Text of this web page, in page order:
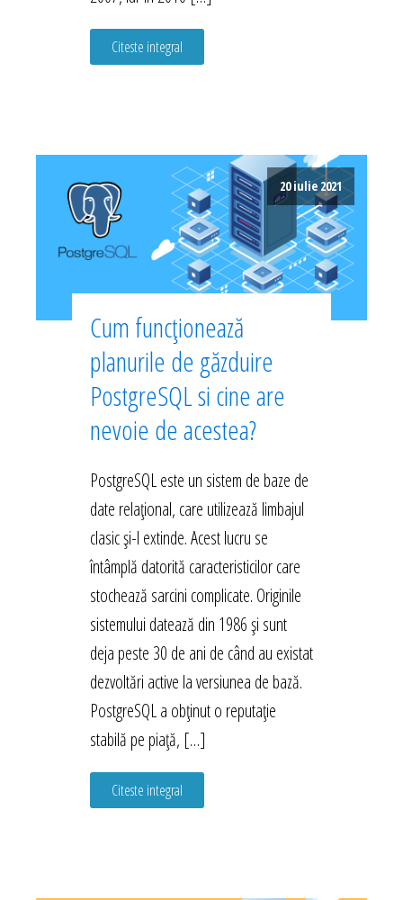
Citeste integral
20 iulie 2021
Cum funcționează
planurile de găzduire
PostgreSQL si cine are
nevoie de acestea?
PostgreSQL este un sistem de baze de
date relațional, care utilizează limbajul
clasic și-l extinde. Acest lucru se
întâmplă datorită caracteristicilor care
stochează sarcini complicate. Originile
sistemului datează din 1986 și sunt
deja peste 30 de ani de când au existat
dezvoltări active la versiunea de bază.
PostgreSQL a obținut o reputație
stabilă pe piață, […]
Citeste integral